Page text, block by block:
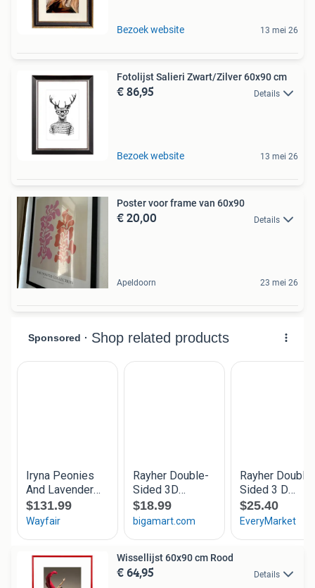
Bezoek website 13 mei 26
Fotolijst Salieri Zwart/Zilver 60x90 cm
€ 86,95 Details
Bezoek website 13 mei 26
Poster voor frame van 60x90
€ 20,00 Details
Apeldoorn 23 mei 26
Wissellijst 60x90 cm Rood
€ 64,95 Details